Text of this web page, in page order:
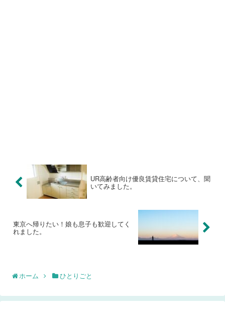
UR高齢者向け優良賃貸住宅について、聞
いてみました。
東京へ帰りたい！娘も息子も歓迎してく
れました。
ホーム ひとりごと